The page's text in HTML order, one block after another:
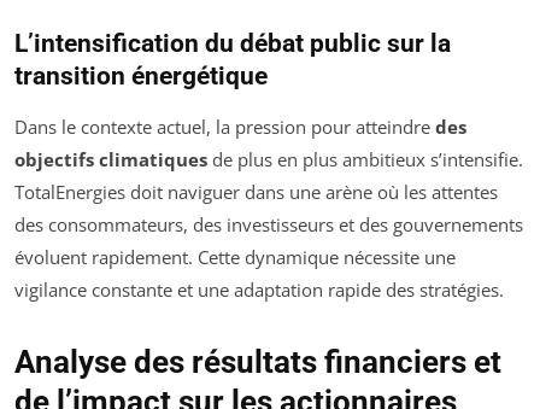
L’intensification du débat public sur la
transition énergétique
Dans le contexte actuel, la pression pour atteindre des
objectifs climatiques de plus en plus ambitieux s’intensifie.
TotalEnergies doit naviguer dans une arène où les attentes
des consommateurs, des investisseurs et des gouvernements
évoluent rapidement. Cette dynamique nécessite une
vigilance constante et une adaptation rapide des stratégies.
Analyse des résultats financiers et
de l’impact sur les actionnaires